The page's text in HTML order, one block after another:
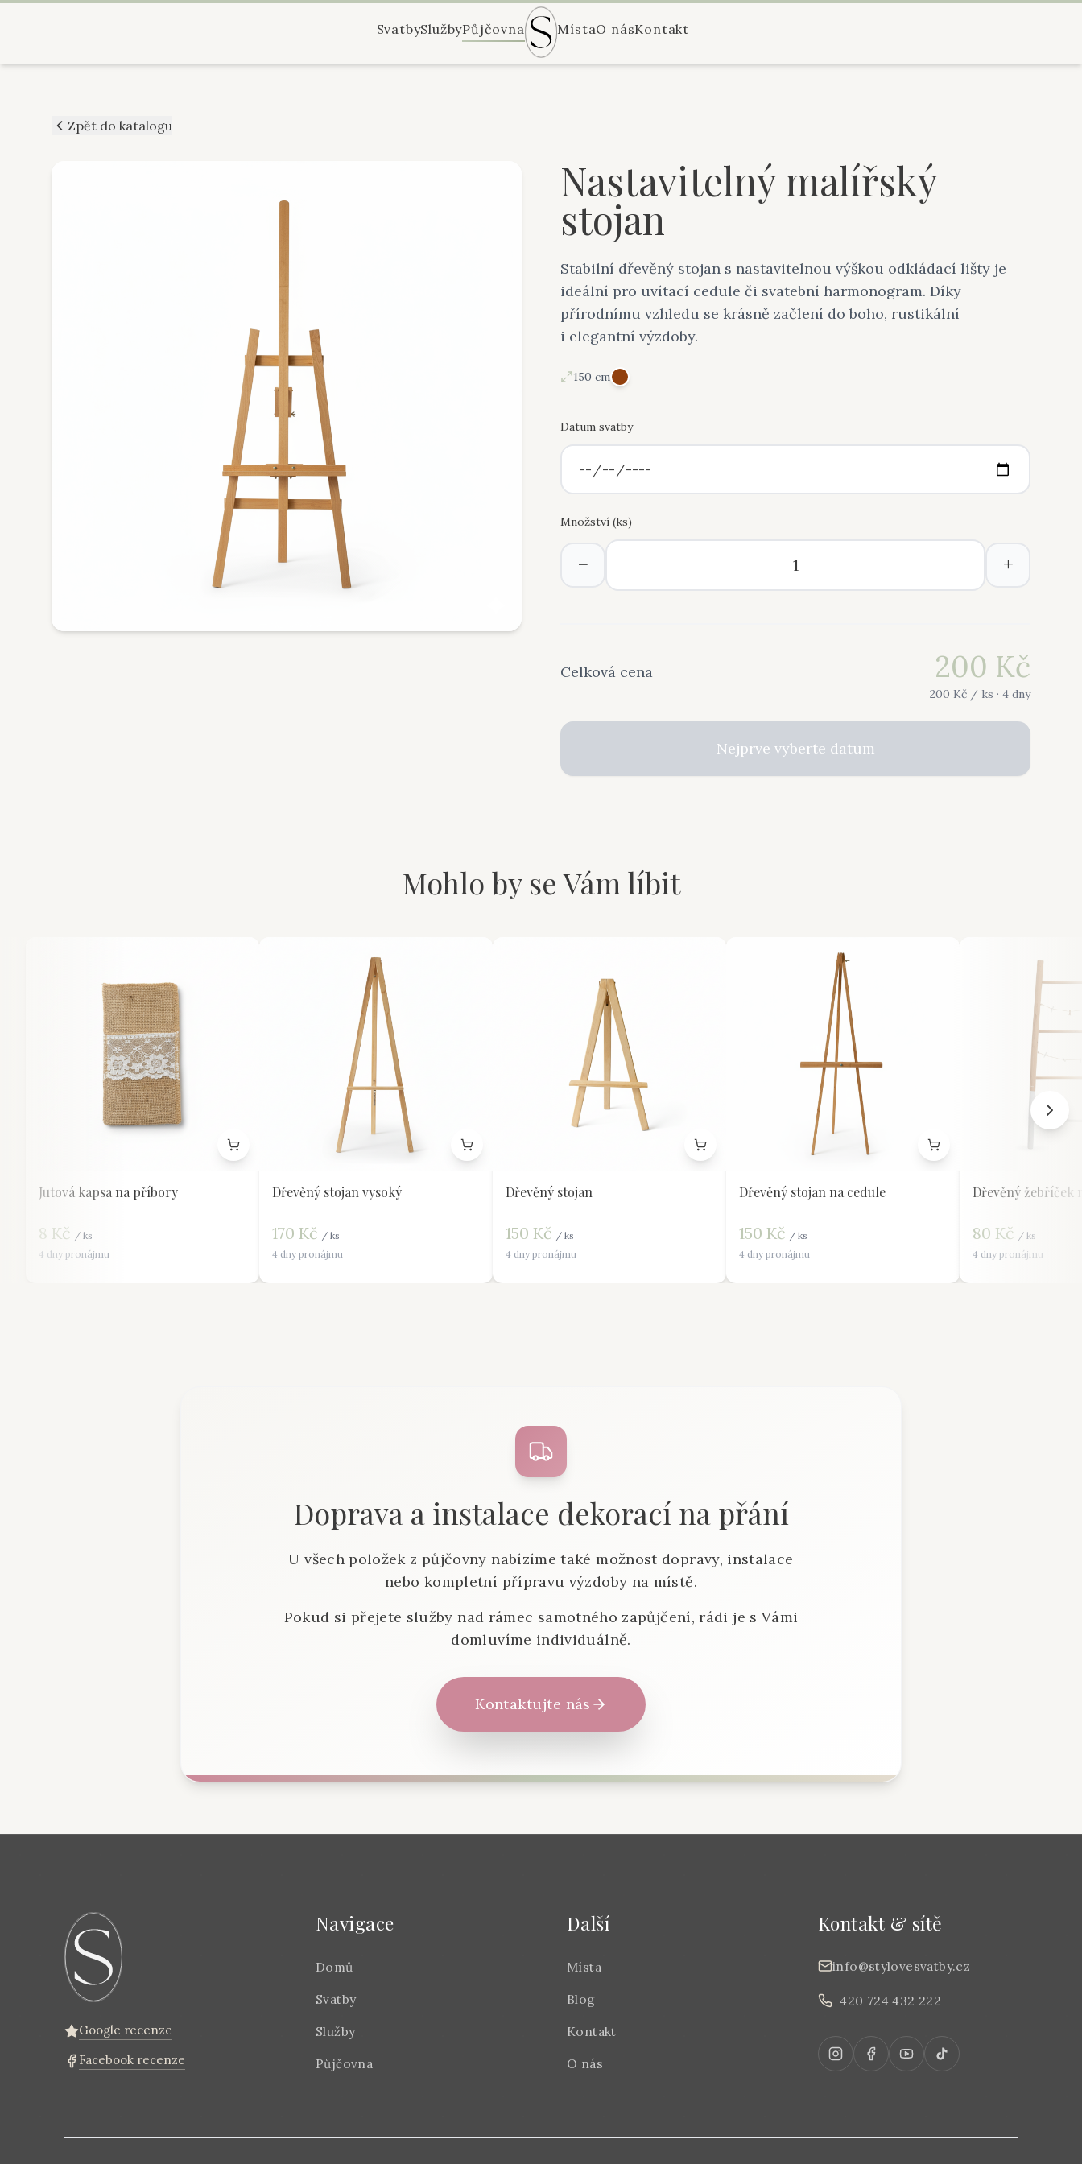
SvatbySlužbyPůjčovna MístaO násKontakt
Zpět do katalogu
Nastavitelný malířský
stojan
Stabilní dřevěný stojan s nastavitelnou výškou odkládací lišty je
ideální pro uvítací cedule či svatební harmonogram. Díky
přírodnímu vzhledu se krásně začlení do boho, rustikální
i elegantní výzdoby.
150 cm
Datum svatby
Množství (ks)
− +
Celková cena 200 Kč
200 Kč / ks · 4 dny
Nejprve vyberte datum
Mohlo by se Vám líbit
Jutová kapsa na příbory
8 Kč / ks
4 dny pronájmu
Dřevěný stojan vysoký
170 Kč / ks
4 dny pronájmu
Dřevěný stojan
150 Kč / ks
4 dny pronájmu
Dřevěný stojan na cedule
150 Kč / ks
4 dny pronájmu
Dřevěný žebříček
80 Kč / ks
4 dny pronájmu
Doprava a instalace dekorací na přání
U všech položek z půjčovny nabízíme také možnost dopravy, instalace
nebo kompletní přípravu výzdoby na místě.
Pokud si přejete služby nad rámec samotného zapůjčení, rádi je s Vámi
domluvíme individuálně.
Kontaktujte nás
Google recenze
Facebook recenze
Navigace
Domů
Svatby
Služby
Půjčovna
Další
Místa
Blog
Kontakt
O nás
Kontakt & sítě
info@stylovesvatby.cz
+420 724 432 222